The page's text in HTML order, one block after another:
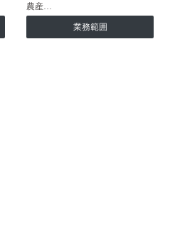
農産…
業務範囲